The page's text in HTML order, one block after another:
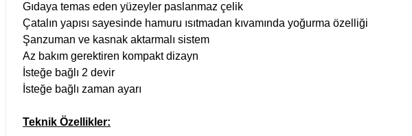
Gıdaya temas eden yüzeyler paslanmaz çelik
Çatalın yapısı sayesinde hamuru ısıtmadan kıvamında yoğurma özelliği
Şanzuman ve kasnak aktarmalı sistem
Az bakım gerektiren kompakt dizayn
İsteğe bağlı 2 devir
İsteğe bağlı zaman ayarı
Teknik Özellikler: